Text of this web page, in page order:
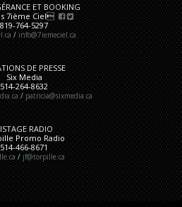
ET BOOKING
7ième Ciel
819-764-5297
/ info@7iemeciel.ca
DE PRESSE
Six Media
514-264-8632
/ patricia@sixmedia.ca
RADIO
Promo Radio
514-466-8671
/ jf@torpille.ca